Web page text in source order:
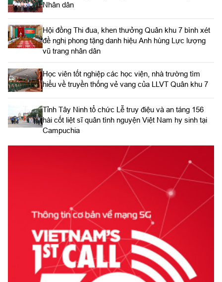
Nhân dân
Hội đồng Thi đua, khen thưởng Quân khu 7 bình xét
đề nghị phong tặng danh hiệu Anh hùng Lực lượng
vũ trang nhân dân
Học viên tốt nghiệp các học viện, nhà trường tìm
hiểu về truyền thống vẻ vang của LLVT Quân khu 7
​Tỉnh Tây Ninh tổ chức Lễ truy điệu và an táng 156
hài cốt liệt sĩ quân tình nguyện Việt Nam hy sinh tại
Campuchia